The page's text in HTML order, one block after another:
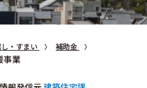
・すまい 補助金
事業